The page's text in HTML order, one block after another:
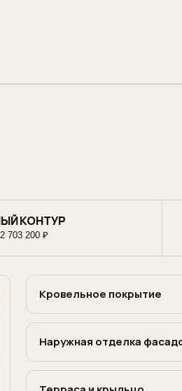
КОНТУР
703 200 ₽
Кровельное покрытие
Наружная отделка